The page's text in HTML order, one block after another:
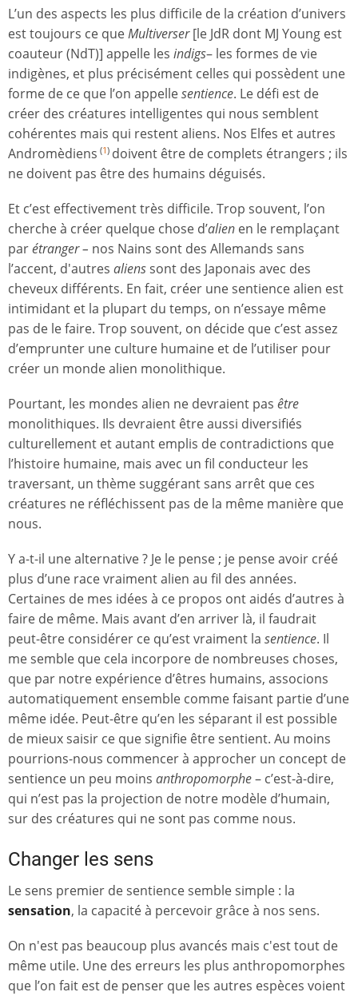
L’un des aspects les plus difficile de la création d’univers
est toujours ce queMultiverser[le JdR dont MJ Young est
coauteur (NdT)] appelle les indigs– les formes de vie
indigènes, et plus précisément celles qui possèdent une
forme de ce que l’on appellesentience. Le défi est de
créer des créatures intelligentes qui nous semblent
cohérentes mais qui restent aliens. Nos Elfes et autres
Andromèdiens (1) doivent être de complets étrangers ; ils
ne doivent pas être des humains déguisés.
Et c’est effectivement très difficile. Trop souvent, l’on
cherche à créer quelque chose d’alien en le remplaçant
parétranger – nos Nains sont des Allemands sans
l’accent, d'autres alienssont des Japonais avec des
cheveux différents. En fait, créer une sentience alien est
intimidant et la plupart du temps, on n’essaye même
pas de le faire. Trop souvent, on décide que c’est assez
d’emprunter une culture humaine et de l’utiliser pour
créer un monde alien monolithique.
Pourtant, les mondes alien ne devraient pas être
monolithiques. Ils devraient être aussi diversifiés
culturellement et autant emplis de contradictions que
l’histoire humaine, mais avec un fil conducteur les
traversant, un thème suggérant sans arrêt que ces
créatures ne réfléchissent pas de la même manière que
nous.
Y a-t-il une alternative ? Je le pense ; je pense avoir créé
plus d’une race vraiment alien au fil des années.
Certaines de mes idées à ce propos ont aidés d’autres à
faire de même. Mais avant d’en arriver là, il faudrait
peut-être considérer ce qu’est vraiment la sentience. Il
me semble que cela incorpore de nombreuses choses,
que par notre expérience d’êtres humains, associons
automatiquement ensemble comme faisant partie d’une
même idée. Peut-être qu’en les séparant il est possible
de mieux saisir ce que signifie être sentient. Au moins
pourrions-nous commencer à approcher un concept de
sentience un peu moins anthropomorphe– c’est-à-dire,
qui n’est pas la projection de notre modèle d’humain,
sur des créatures qui ne sont pas comme nous.
Changer les sens
Le sens premier de sentience semble simple : la
sensation, la capacité à percevoir grâce à nos sens.
On n'est pas beaucoup plus avancés mais c'est tout de
même utile. Une des erreurs les plus anthropomorphes
que l’on fait est de penser que les autres espèces voient